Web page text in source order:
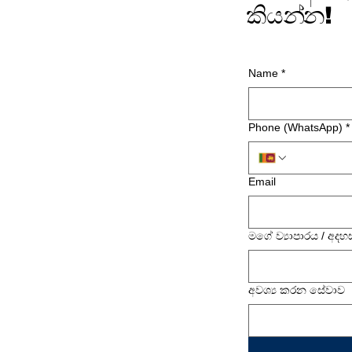
කියන්න!
Name *
Phone (WhatsApp) *
Email
මගේ ව්‍යාපාරය /
අවශ්‍ය කරන සේවාව